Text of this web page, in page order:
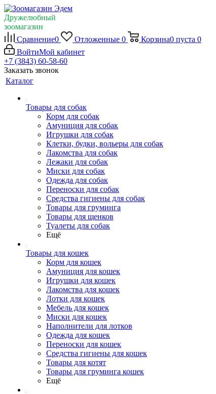
Дружелюбный
зоомагазин
Сравнение0 Отложенные 0 Корзина0 пуста 0
ВойтиМой кабинет
+7 (3843) 60-58-60
Заказать звонок
Каталог
Товары для собак
Корм для собак
Амуниция для собак
Игрушки для собак
Клетки, будки, вольеры для собак
Лакомства для собак
Лежаки для собак
Миски для собак
Одежда для собак
Переноски для собак
Средства гигиены для собак
Товары для груминга
Товары для щенков
Туалеты для собак
Ещё
Товары для кошек
Корм для кошек
Амуниция для кошек
Игрушки для кошек
Лакомства для кошек
Лотки для кошек
Мебель для кошек
Миски для кошек
Наполнители для лотков
Одежда для кошек
Переноски для кошек
Средства гигиены для кошек
Товары для котят
Товары для груминга кошек
Ещё